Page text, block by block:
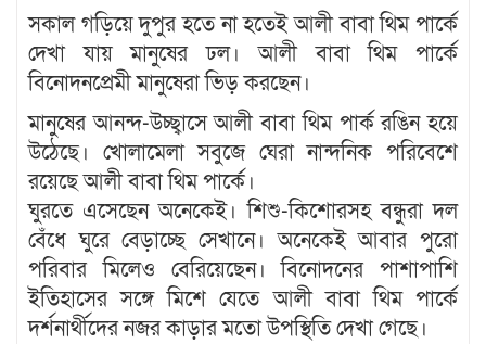
সকাল গড়িয়ে দুপুর হতে না হতেই আলী বাবা থিম পার্কে
দেখা যায় মানুষের ঢল। আলী বাবা থিম পার্কে
বিনোদনপ্রেমী মানুষেরা ভিড় করছেন।
মানুষের আনন্দ-উচ্ছ্বাসে আলী বাবা থিম পার্ক রঙিন হয়ে
উঠেছে। খোলামেলা সবুজে ঘেরা নান্দনিক পরিবেশে
রয়েছে আলী বাবা থিম পার্কে।
ঘুরতে এসেছেন অনেকেই। শিশু-কিশোরসহ বন্ধুরা দল
বেঁধে ঘুরে বেড়াচ্ছে সেখানে। অনেকেই আবার পুরো
পরিবার মিলেও বেরিয়েছেন। বিনোদনের পাশাপাশি
ইতিহাসের সঙ্গে মিশে যেতে আলী বাবা থিম পার্কে
দর্শনার্থীদের নজর কাড়ার মতো উপস্থিতি দেখা গেছে।